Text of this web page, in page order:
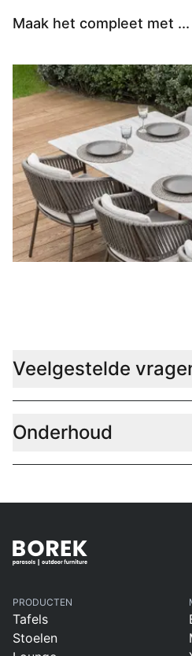
Maak het compleet met ...
Veelgestelde
Onderhoud
PRODUCTEN
Tafels
Stoelen